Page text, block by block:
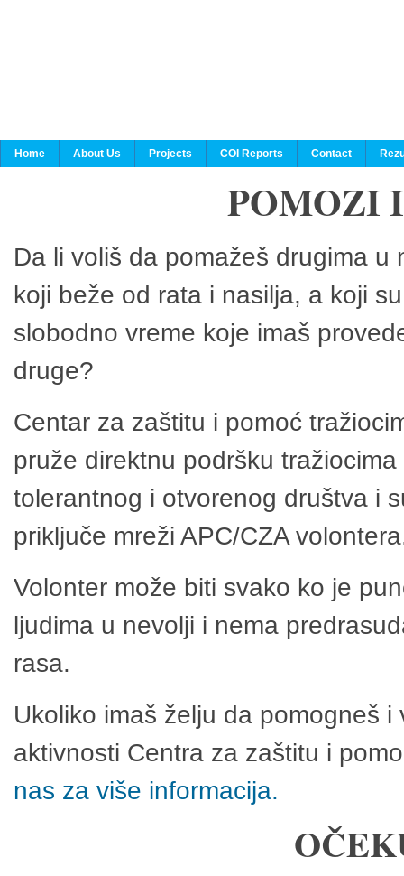
Home About Us Projects COI Reports Contact
POMOZI
Da li voliš da pomažeš drugima
koji beže od rata i nasilja, a koji
slobodno vreme koje imaš
druge?
Centar za zaštitu i pomoć
pruže direktnu podršku
tolerantnog i otvorenog društva i
priključe mreži APC/CZA
Volonter može biti svako ko je
ljudima u nevolji i nema
rasa.
Ukoliko imaš želju da pomogneš
aktivnosti Centra za zaštitu i
nas za više informacija.